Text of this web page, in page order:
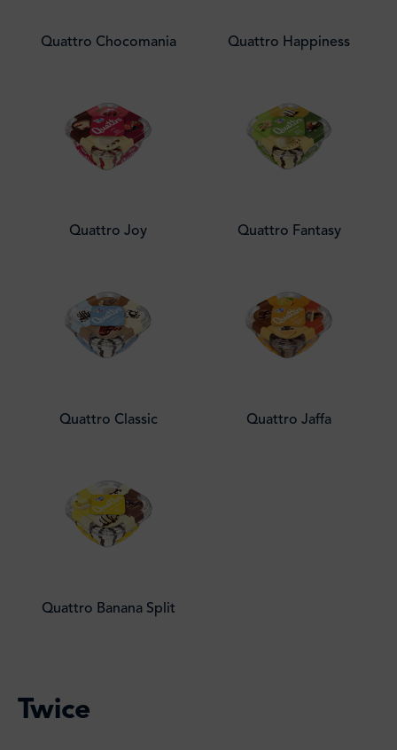
Quattro Chocomania Quattro Happiness
Quattro Joy Quattro Fantasy
Quattro Classic Quattro Jaffa
Quattro Banana Split
Twice